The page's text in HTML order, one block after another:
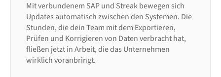
Mit verbundenem SAP und Streak bewegen sich
Updates automatisch zwischen den Systemen. Die
Stunden, die dein Team mit dem Exportieren,
Prüfen und Korrigieren von Daten verbracht hat,
fließen jetzt in Arbeit, die das Unternehmen
wirklich voranbringt.